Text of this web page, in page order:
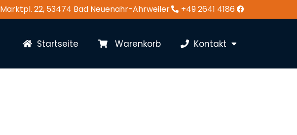
Marktpl. 22, 53474 Bad Neuenahr-Ahrweiler +49 2641 4186
Startseite Warenkorb Kontakt